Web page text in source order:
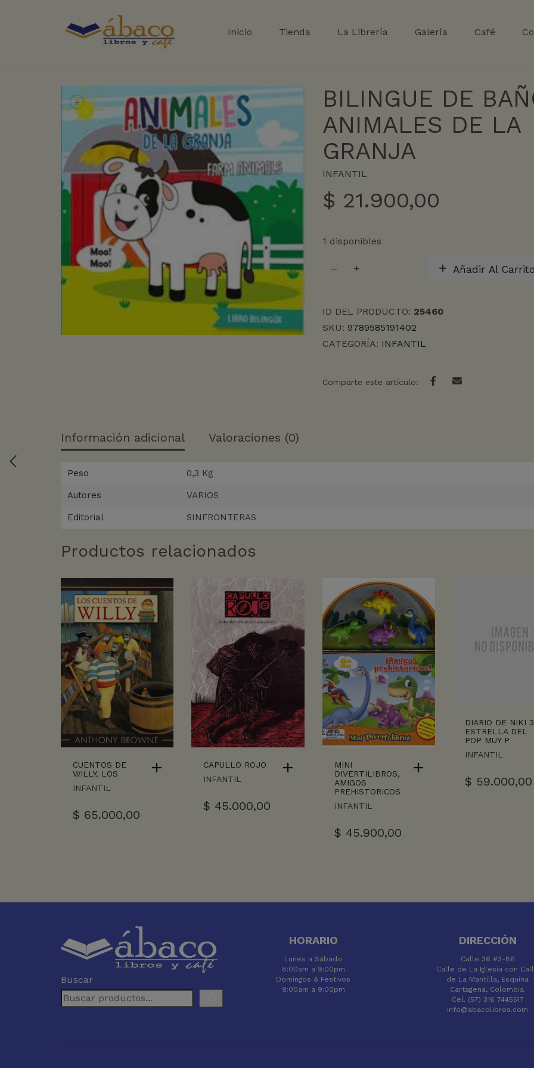
Inicio Tienda La Librería Galería Café
+
BILINGUE DE
ANIMALES DE LA
GRANJA
INFANTIL
$ 21.900,00
1 disponibles
DE
DE
LA
GRANJA
Añadir Al
ID DEL PRODUCTO: 25460
SKU: 9789585191402
CATEGORÍA: INFANTIL
Comparte este artículo:
Información adicional Valoraciones (0)
Peso 0,3 Kg
Autores VARIOS
Editorial SINFRONTERAS
Productos relacionados
CUENTOS DE
WILLY, LOS
INFANTIL
$ 65.000,00
CAPULLO ROJO
INFANTIL
$ 45.000,00
MINI
DIVERTILIBROS,
AMIGOS
PREHISTORICOS
INFANTIL
$ 45.900,00
DIARIO DE NIKI
ESTRELLA DEL
POP MUY P
INFANTIL
$ 59.000,00
Buscar
HORARIO
Lunes a Sábado
8:00am a 9:00pm
Domingos & Festivos
9:00am a 9:00pm
DIRECCIÓN
Calle 36 #3-86
Calle de La Iglesia con
de La Mantilla, Esquina
Cartagena, Colombia.
Cel. (57) 316 7445517
info@abacolibros.com